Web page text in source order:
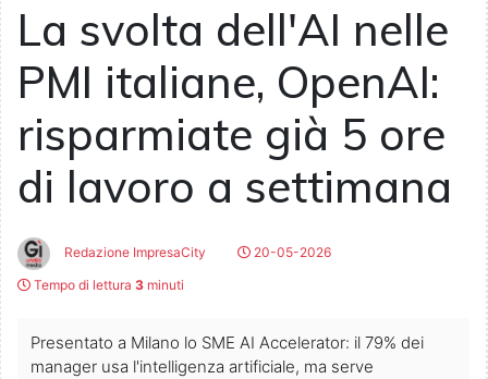
La svolta dell'AI nelle
PMI italiane, OpenAI:
risparmiate già 5 ore
di lavoro a settimana
Redazione ImpresaCity
20-05-2026
Tempo di lettura 3 minuti
Presentato a Milano lo SME AI Accelerator: il 79% dei
manager usa l'intelligenza artificiale, ma serve